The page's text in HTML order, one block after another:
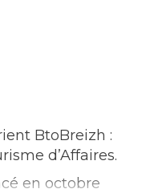
BtoBreizh :
d’Affaires.
en octobre